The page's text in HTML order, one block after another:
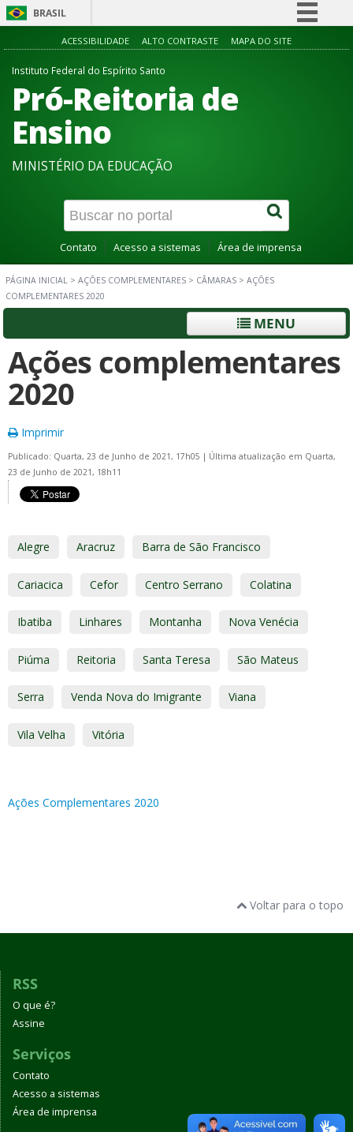
BRASIL
Simplifique!
Acesso à informação
ACESSIBILIDADE ALTO CONTRASTE MAPA DO SITE
Instituto Federal do Espírito Santo
Pró-Reitoria de
Ensino
MINISTÉRIO DA EDUCAÇÃO
Contato Acesso a sistemas Área de imprensa
PÁGINA INICIAL > AÇÕES COMPLEMENTARES > CÂMARAS > AÇÕES
COMPLEMENTARES 2020
MENU
Ações complementares
2020
Imprimir
Publicado: Quarta, 23 de Junho de 2021, 17h05 | Última atualização em Quarta,
23 de Junho de 2021, 18h11
Alegre Aracruz Barra de São Francisco
Cariacica Cefor Centro Serrano Colatina
Ibatiba Linhares Montanha Nova Venécia
Piúma Reitoria Santa Teresa São Mateus
Serra Venda Nova do Imigrante Viana
Vila Velha Vitória
Ações Complementares 2020
Voltar para o topo
RSS
O que é?
Assine
Serviços
Contato
Acesso a sistemas
Área de imprensa